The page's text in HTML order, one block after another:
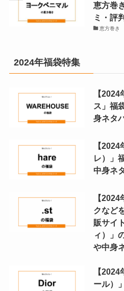
恵方巻
ミ・評
恵方巻き
2024年福袋特集
【
ス」福
身ネタ
【
レ）」
中身ネ
【
クなど
販サイ
ィ）」
や中身
【
ール）